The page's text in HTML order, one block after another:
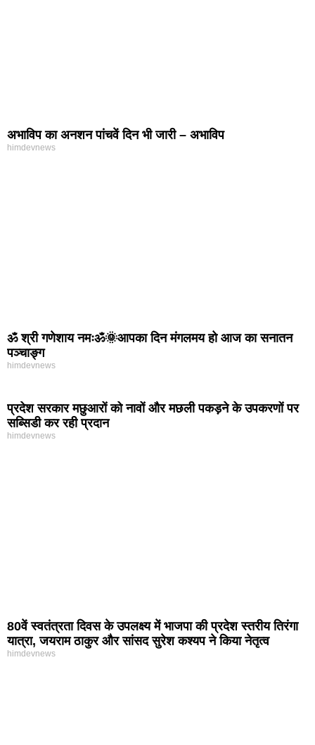
अभाविप का अनशन पांचवें दिन भी जारी – अभाविप
himdevnews
ॐ श्री गणेशाय नमःॐ🌞आपका दिन मंगलमय हो आज का सनातन
पञ्चाङ्ग
himdevnews
प्रदेश सरकार मछुआरों को नावों और मछली पकड़ने के उपकरणों पर
सब्सिडी कर रही प्रदान
himdevnews
80वें स्वतंत्रता दिवस के उपलक्ष्य में भाजपा की प्रदेश स्तरीय तिरंगा
यात्रा, जयराम ठाकुर और सांसद सुरेश कश्यप ने किया नेतृत्व
himdevnews